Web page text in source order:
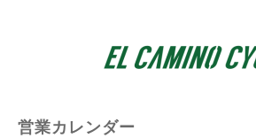
営業カレンダー